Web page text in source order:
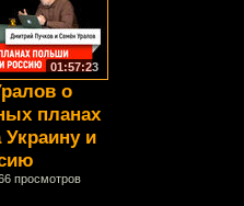
01:57:23
о
планах
и
просмотров